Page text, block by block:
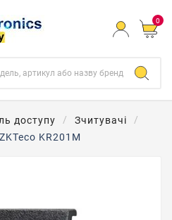
0
доступу
Зчитувачі
KR201M